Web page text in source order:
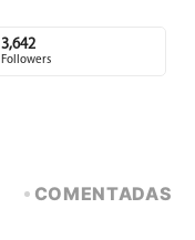
3,642
Followers
COMENTADAS